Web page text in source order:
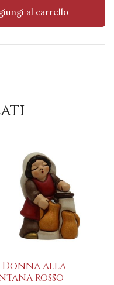
al carrello
Donna alla
rosso